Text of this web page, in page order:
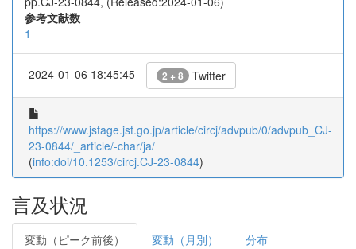
参考文献数
1
2024-01-06 18:45:45 2 + 8 Twitter
https://www.jstage.jst.go.jp/article/circj/advpub/0/advpub_CJ-
23-0844/_article/-char/ja/
(info:doi/10.1253/circj.CJ-23-0844)
言及状況
変動（ピーク前後） 変動（月別） 分布